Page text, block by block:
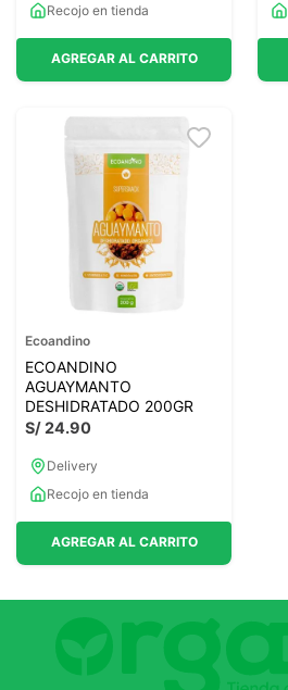
Recojo en tienda
AGREGAR AL CARRITO
Ecoandino
ECOANDINO
AGUAYMANTO
DESHIDRATADO 200GR
S/24.90
Delivery
Recojo en tienda
AGREGAR AL CARRITO